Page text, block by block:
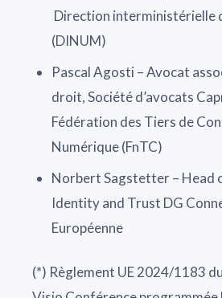
Direction interministérielle
(DINUM)
Pascal Agosti – Avocat
droit, Société d’avocats
Fédération des Tiers de
Numérique (FnTC)
Norbert Sagstetter – Head
Identity and Trust DG
Européenne
(*) Règlement UE 2024/1183